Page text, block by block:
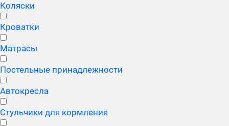
Коляски
Кроватки
Матрасы
Постельные принадлежности
Автокресла
Стульчики для кормления